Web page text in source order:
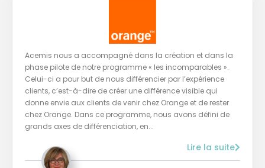
Acemis nous a accompagné dans la création et dans la
phase pilote de notre programme « les incomparables ».
Celui-ci a pour but de nous différencier par l’expérience
clients, c’est-à-dire de créer une différence visible qui
donne envie aux clients de venir chez Orange et de rester
chez Orange. Dans ce programme, nous avons défini de
grands axes de différenciation, en...
Lire la suite